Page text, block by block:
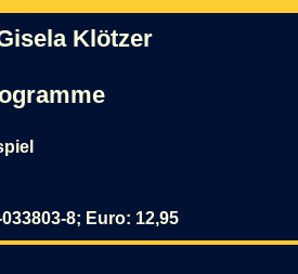
Klötzer
8; Euro: 12,95